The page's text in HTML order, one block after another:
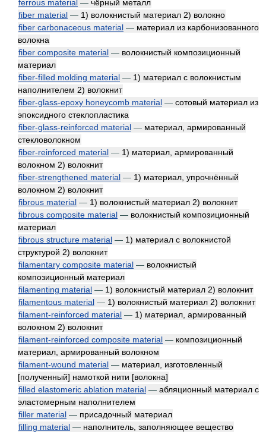
ferrous material — чёрный металл
fiber material — 1) волокнистый материал 2) волокно
fiber carbonaceous material — материал из карбонизованного
волокна
fiber composite material — волокнистый композиционный
материал
fiber-filled molding material — 1) материал с волокнистым
наполнителем 2) волокнит
fiber-glass-epoxy honeycomb material — сотовый материал из
эпоксидного стеклопластика
fiber-glass-reinforced material — материал, армированный
стекловолокном
fiber-reinforced material — 1) материал, армированный
волокном 2) волокнит
fiber-strengthened material — 1) материал, упрочнённый
волокном 2) волокнит
fibrous material — 1) волокнистый материал 2) волокнит
fibrous composite material — волокнистый композиционный
материал
fibrous structure material — 1) материал с волокнистой
структурой 2) волокнит
filamentary composite material — волокнистый
композиционный материал
filamenting material — 1) волокнистый материал 2) волокнит
filamentous material — 1) волокнистый материал 2) волокнит
filament-reinforced material — 1) материал, армированный
волокном 2) волокнит
filament-reinforced composite material — композиционный
материал, армированный волокном
filament-wound material — материал, изготовленный
[полученный] намоткой нити [волокна]
filled elastomeric ablation material — абляционный материал с
эластомерным наполнителем
filler material — присадочный материал
filling material — наполнитель, заполняющее вещество